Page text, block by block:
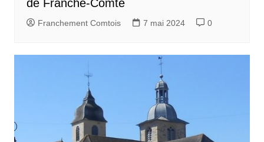
de Franche-Comté
Franchement Comtois 7 mai 2024 0